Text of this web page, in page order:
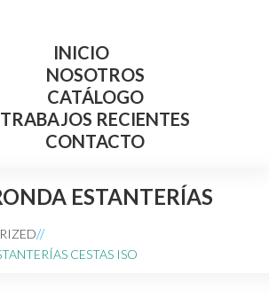
INICIO
NOSOTROS
CATÁLOGO
TRABAJOS RECIENTES
CONTACTO
ESTANTERÍAS
CESTAS ISO